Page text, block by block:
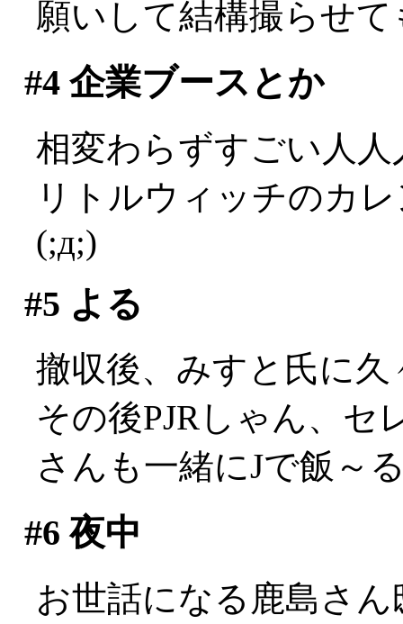
願いして結構撮らせ
#4企業ブースとか
相変わらずすごい人
リトルウィッチのカ
(;д;)
#5 よる
撤収後、みすと氏に
その後PJRしゃん、セ
さんも一緒にJで飯～
#6 夜中
お世話になる鹿島さ